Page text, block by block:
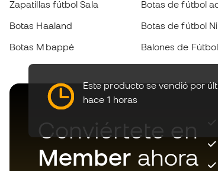
Este producto se vendió por
hace 1 horas
Zapatillas fútbol Sala
Botas Haaland
Botas Mbappé
Botas de fútbol
Botas de fútbol
Balones de Fútbol
Conviértete en
Member ahora